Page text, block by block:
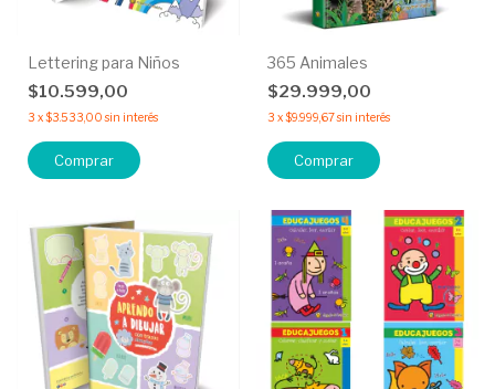
Lettering para Niños
$10.599,00
3 x$3.533,00 sin interés
365 Animales
$29.999,00
3 x$9.999,67sin interés